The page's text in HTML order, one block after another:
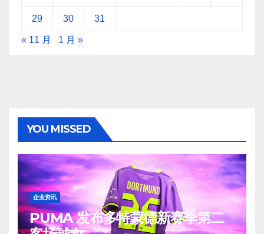
29 30 31
« 11 月 1 月 »
YOU MISSED
企业资讯
PUMA 发布多特蒙德新赛季第二